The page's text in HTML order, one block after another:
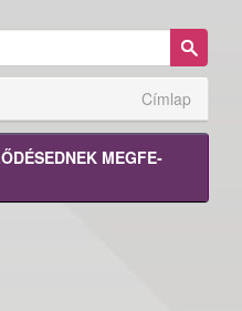
Címlap
MEGFE­